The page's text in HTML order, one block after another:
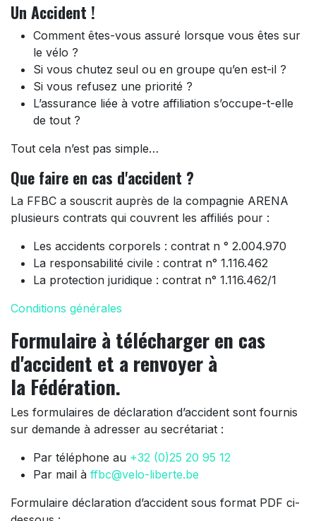
Un Accident !
Comment êtes-vous assuré lorsque vous êtes sur
le vélo ?
Si vous chutez seul ou en groupe qu’en est-il ?
Si vous refusez une priorité ?
L’assurance liée à votre affiliation s’occupe-t-elle
de tout ?
Tout cela n’est pas simple…
Que faire en cas d'accident ?
La FFBC a souscrit auprès de la compagnie ARENA
plusieurs contrats qui couvrent les affiliés pour :
Les accidents corporels : contrat n ° 2.004.970
La responsabilité civile : contrat n° 1.116.462
La protection juridique : contrat n° 1.116.462/1
Conditions générales
Formulaire à télécharger en cas
d'accident et a renvoyer à
la Fédération.
Les formulaires de déclaration d’accident sont fournis
sur demande à adresser au secrétariat :
Par téléphone au +32 (0)25 20 95 12
Par mail à ffbc@velo-liberte.be
Formulaire déclaration d’accident sous format PDF ci-